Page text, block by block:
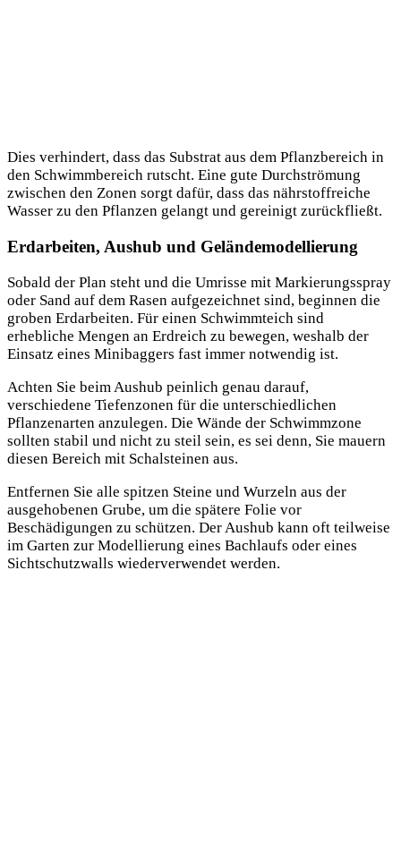
Dies verhindert, dass das Substrat aus dem Pflanzbereich in
den Schwimmbereich rutscht. Eine gute Durchströmung
zwischen den Zonen sorgt dafür, dass das nährstoffreiche
Wasser zu den Pflanzen gelangt und gereinigt zurückfließt.
Erdarbeiten, Aushub und Geländemodellierung
Sobald der Plan steht und die Umrisse mit Markierungsspray
oder Sand auf dem Rasen aufgezeichnet sind, beginnen die
groben Erdarbeiten. Für einen Schwimmteich sind
erhebliche Mengen an Erdreich zu bewegen, weshalb der
Einsatz eines Minibaggers fast immer notwendig ist.
Achten Sie beim Aushub peinlich genau darauf,
verschiedene Tiefenzonen für die unterschiedlichen
Pflanzenarten anzulegen. Die Wände der Schwimmzone
sollten stabil und nicht zu steil sein, es sei denn, Sie mauern
diesen Bereich mit Schalsteinen aus.
Entfernen Sie alle spitzen Steine und Wurzeln aus der
ausgehobenen Grube, um die spätere Folie vor
Beschädigungen zu schützen. Der Aushub kann oft teilweise
im Garten zur Modellierung eines Bachlaufs oder eines
Sichtschutzwalls wiederverwendet werden.